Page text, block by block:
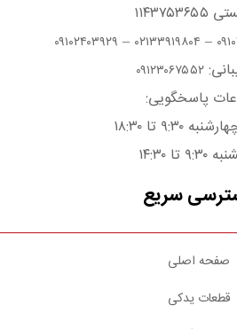
– ۰۲۱۳۳۹۱۹۸۰۴ – ۰۹۱۰۲۴۰۳۹۲۹
۰۹۱۲۳۰۶۷۵۵۲
پاسخگویی:
۹:۳۰ تا ۱۸:۳۰
تا ۱۴:۳۰
سریع
صفحه اصلی
قطعات یدکی